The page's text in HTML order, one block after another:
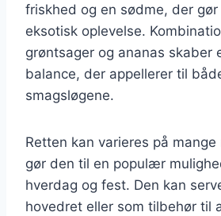
friskhed og en sødme, der
eksotisk oplevelse.
grøntsager og ananas skaber
balance, der appellerer til
smagsløgene.
Retten kan varieres på
gør den til en populær
hverdag og fest. Den kan
hovedret eller som tilbehør til